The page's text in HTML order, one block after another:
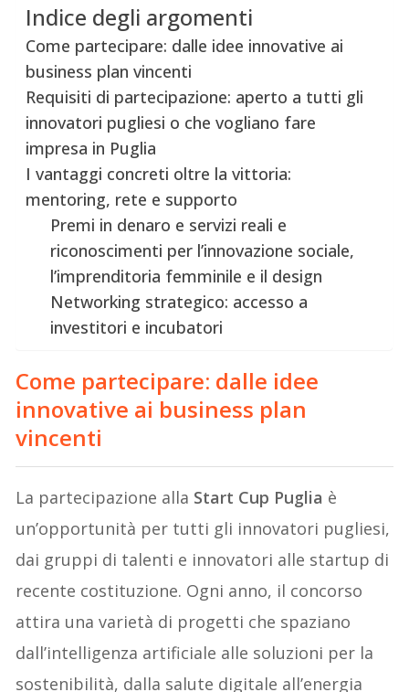
Indice degli argomenti
Come partecipare: dalle idee innovative ai
business plan vincenti
Requisiti di partecipazione: aperto a tutti gli
innovatori pugliesi o che vogliano fare
impresa in Puglia
I vantaggi concreti oltre la vittoria:
mentoring, rete e supporto
Premi in denaro e servizi reali e
riconoscimenti per l’innovazione sociale,
l’imprenditoria femminile e il design
Networking strategico: accesso a
investitori e incubatori
Come partecipare: dalle idee
innovative ai business plan
vincenti
La partecipazione alla Start Cup Puglia è
un’opportunità per tutti gli innovatori pugliesi,
dai gruppi di talenti e innovatori alle startup di
recente costituzione. Ogni anno, il concorso
attira una varietà di progetti che spaziano
dall’intelligenza artificiale alle soluzioni per la
sostenibilità, dalla salute digitale all’energia